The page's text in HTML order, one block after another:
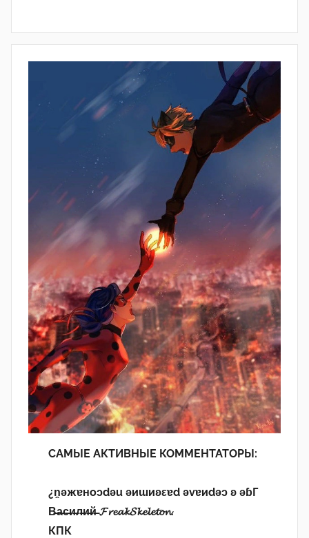
САМЫЕ АКТИВНЫЕ КОММЕНТАТОРЫ:
¿n̯ǝжɐноɔdǝu ǝиɯиʚεɐd ǝvɐиdǝɔ ʚ ǝɓГ
В̶а̶с̶и̶л̶и̶й̶ 𝓕𝓻𝓮𝓪𝓴𝓢𝓴𝓮𝓵𝓮𝓽𝓸𝓷.
КПК